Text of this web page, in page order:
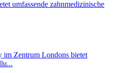
umfassende zahnmedizinische
im Zentrum Londons bietet